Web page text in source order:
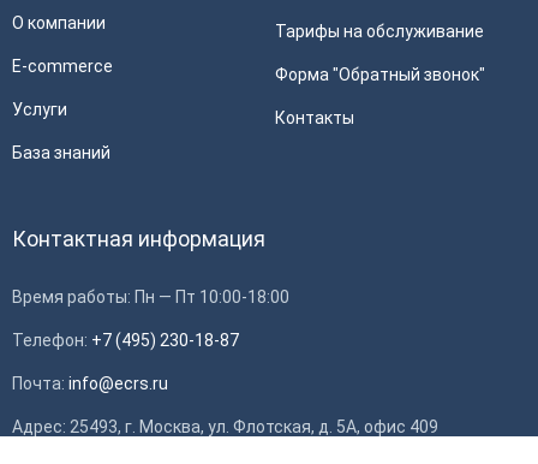
О компании
E-commerce
Услуги
База знаний
Тарифы на обслуживание
Форма "Обратный звонок"
Контакты
Контактная информация
Время работы: Пн — Пт 10:00-18:00
Телефон: +7 (495) 230-18-87
Почта: info@ecrs.ru
Адрес: 25493, г. Москва, ул. Флотская, д. 5А, офис 409